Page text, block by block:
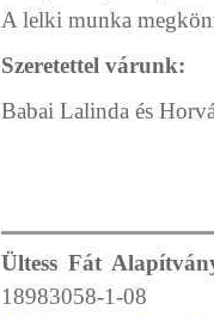
A lelki munka
Szeretettel várunk:
Babai Lalinda és
Ültess Fát
18983058-1-08